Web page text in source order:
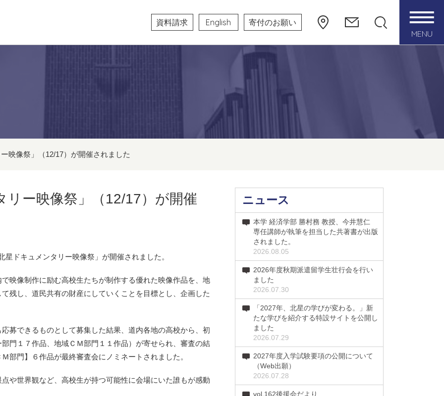
資料請求 English
寄付のお願い
MENU
映像祭」（12/17）が開催されました
リー映像祭」（12/17）が開催
ドキュメンタリー映像祭」が開催されました。
映像制作に励む高校生たちが制作する優れた映像作品を、地
残し、道民共有の財産にしていくことを目標とし、企画した
募できるものとして募集した結果、道内各地の高校から、初
門１７作品、地域ＣＭ部門１１作品）が寄せられ、審査の結
部門】６作品が最終審査会にノミネートされました。
や世界観など、高校生が持つ可能性に会場にいた誰もが感動
ニュース
本学 経済学部 勝村務 教授、今井慧仁
専任講師が執筆を担当した共著書が出版
されました。
2026.08.05
2026年度秋期派遣留学生壮行会を行い
ました
2026.07.30
「2027年、北星の学びが変わる。」新
たな学びを紹介する特設サイトを公開し
ました
2026.07.29
2027年度入学試験要項の公開について
（Web出願）
2026.07.28
vol.162後援会だより